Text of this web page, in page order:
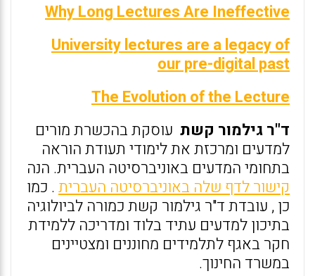
Why Long Lectures Are Ineffective
University lectures are a legacy of
our pre-digital past
The Evolution of the Lecture
ד"ר גילמור קשת עוסקת בהכשרת מורים
למדעים ומרכזת את לימודי תעודת הוראה
בתחומי המדעים באוניברסיטה העברית. הנה
קישור לדף שלה באוניברסיטה העברית . כמו
כן , עובדת ד"ר גילמור קשת כמורה לביולוגיה
בתיכון למדעים עתיד בלוד ומדריכה ללמידת
חקר באגף לתלמידים מחוננים ומצטיינים
במשרד החינוך.